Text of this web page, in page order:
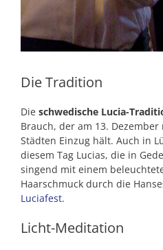
Die Tradition
Die schwedische Lucia-
Brauch, der am 13.
Städten Einzug hält. Auch in
diesem Tag Lucias, die in
singend mit einem
Haarschmuck durch die
Luciafest.
Licht-Meditation